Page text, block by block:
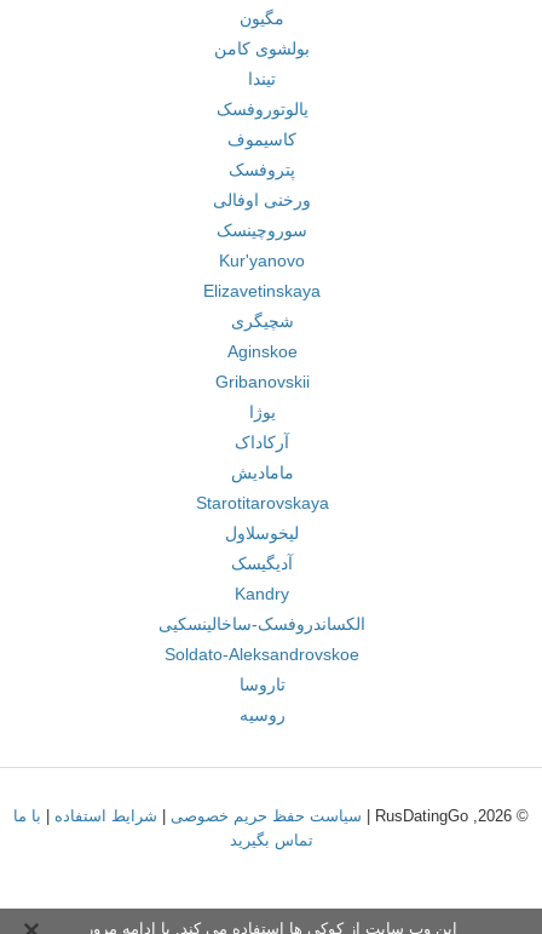
مگیون
بولشوی کامن
تیندا
یالوتوروفسک
کاسیموف
پتروفسک
ورخنی اوفالی
سوروچینسک
Kur'yanovo
Elizavetinskaya
شچیگری
Aginskoe
Gribanovskii
یوژا
آرکاداک
مامادیش
Starotitarovskaya
لیخوسلاول
آدیگیسک
Kandry
الکساندروفسک-ساخالینسکیی
Soldato-Aleksandrovskoe
تاروسا
روسیه
© 2026, RusDatingGo | سیاست حفظ حریم خصوصی شرایط استفاده
با ما
تماس بگیرید
این وب سایت از کوکی ها استفاده می کند. با ادامه مرور